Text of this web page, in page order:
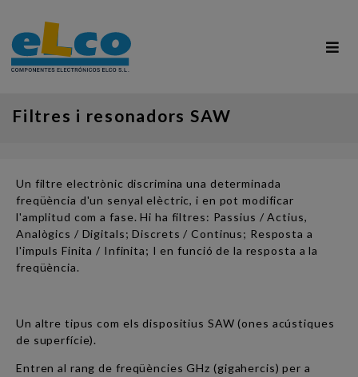
Filtres i resonadors SAW
Un filtre electrònic discrimina una determinada
freqüència d'un senyal elèctric, i en pot modificar
l'amplitud com a fase. Hi ha filtres: Passius / Actius,
Analògics / Digitals; Discrets / Continus; Resposta a
l'impuls Finita / Infinita; I en funció de la resposta a la
freqüència.
Un altre tipus com els dispositius SAW (ones acústiques
de superfície).
Entren al rang de freqüències GHz (gigahercis) per a